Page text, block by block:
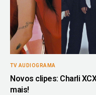
TV AUDIOGRAMA
Novos clipes: Charli
mais!